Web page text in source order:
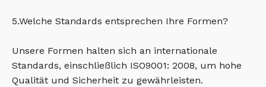
5.Welche Standards entsprechen Ihre Formen?
Unsere Formen halten sich an internationale
Standards, einschließlich ISO9001: 2008, um hohe
Qualität und Sicherheit zu gewährleisten.